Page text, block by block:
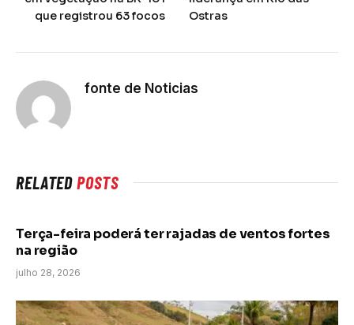
que registrou 63 focos
Ostras
fonte de Noticias
RELATEDPOSTS
Terça-feira poderá ter rajadas de ventos fortes
na região
julho 28, 2026